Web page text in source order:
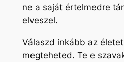
ne a saját értelmedre
elveszel.
Válaszd inkább az
megteheted. Te e